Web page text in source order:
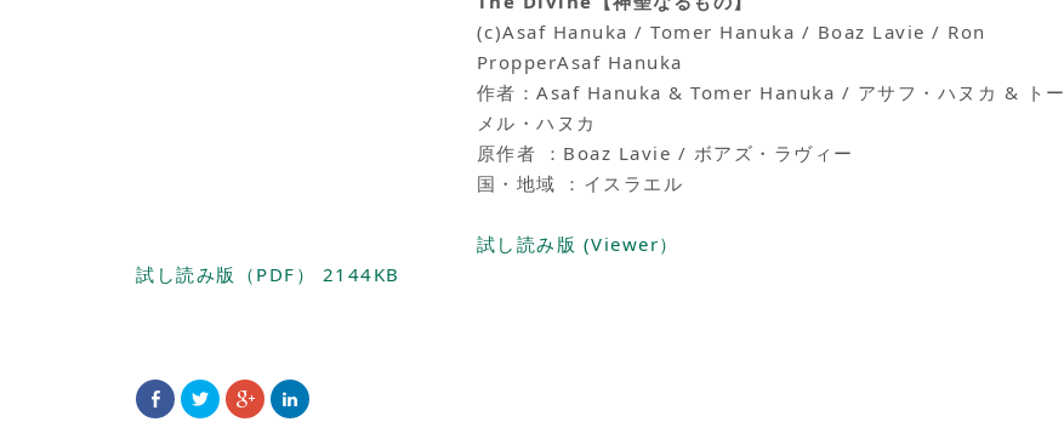
(c)Asaf Hanuka / Tomer Hanuka / Boaz Lavie / Ron
PropperAsaf Hanuka
作者：Asaf Hanuka & Tomer Hanuka / アサフ・ハヌカ & トー
メル・ハヌカ
原作者 ：Boaz Lavie / ボアズ・ラヴィー
国・地域 ：イスラエル
試し読み版 (Viewer）
試し読み版（PDF） 2144KB